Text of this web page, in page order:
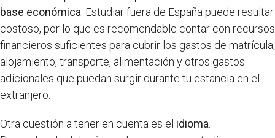
base económica . Estudiar fuera de España puede resultar
costoso, por lo que es recomendable contar con recursos
financieros suficientes para cubrir los gastos de matrícula,
alojamiento, transporte, alimentación y otros gastos
adicionales que puedan surgir durante tu estancia en el
extranjero.
Otra cuestión a tener en cuenta es el idioma